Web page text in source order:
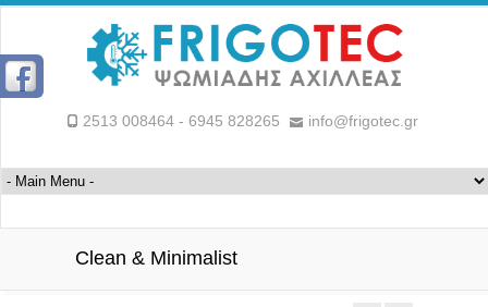
2513 008464 - 6945 828265 info@frigotec.gr
Clean & Minimalist